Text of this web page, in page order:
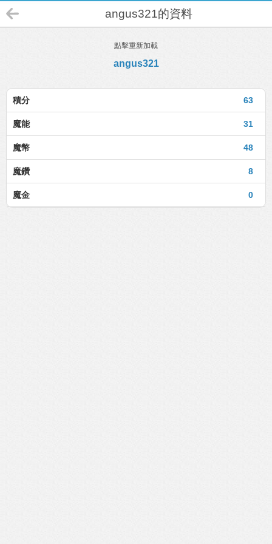
angus321的資料
點擊重新加載
angus321
63
積分
31
魔能
48
魔幣
8
魔鑽
0
魔金